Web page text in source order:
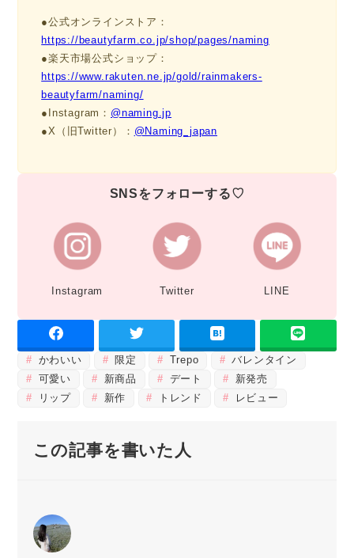
●公式オンラインストア：
https://beautyfarm.co.jp/shop/pages/naming
●楽天市場公式ショップ：
https://www.rakuten.ne.jp/gold/rainmakers-
beautyfarm/naming/
●Instagram： @naming.jp
●X（旧Twitter）： @Naming_japan
SNSをフォローする♡
Instagram Twitter LINE
かわいい 限定 Trepo
バレンタイン
可愛い
新商品 デート
新発売
リップ
新作 トレンド レビュー
この記事を書いた人